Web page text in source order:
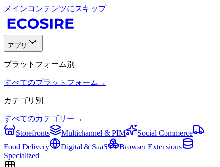
メインコンテンツにスキップ
アプリ
プラットフォーム別
すべてのプラットフォーム →
カテゴリ別
すべてのカテゴリー →
Storefronts
Multichannel & PIM
Social Commerce
Food Delivery
Digital & SaaS
Browser Extensions
Specialized